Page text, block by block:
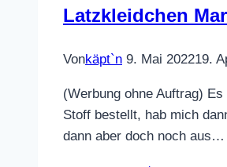
Latzkleidchen
Vonkäpt`n 9. Mai 202219.
(Werbung ohne Auftrag)
Stoff bestellt, hab mich
dann aber doch noch aus…